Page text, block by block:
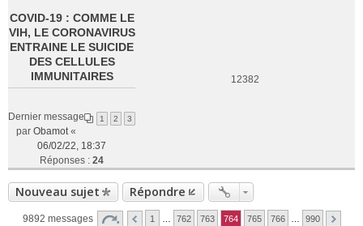
COVID-19 : COMME LE
VIH, LE CORONAVIRUS
ENTRAINE LE SUICIDE
DES CELLULES
IMMUNITAIRES
1 2 3
Dernier message
par Obamot«
06/02/22, 18:37
Réponses : 24
12382
Nouveau sujet Répondre
9892 messages 1 762 763 764 765 766 990